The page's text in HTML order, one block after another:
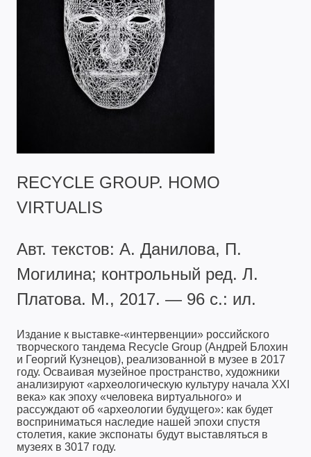
RECYCLE GROUP. HOMO
VIRTUALIS
Авт. текстов: А. Данилова, П.
Могилина; контрольный ред. Л.
Платова. М., 2017. — 96 с.: ил.
Издание к выставке-«интервенции» российского
творческого тандема Recycle Group (Андрей Блохин
и Георгий Кузнецов), реализованной в музее в 2017
году. Осваивая музейное пространство, художники
анализируют «археологическую культуру начала ХХI
века» как эпоху «человека виртуального» и
рассуждают об «археологии будущего»: как будет
восприниматься наследие нашей эпохи спустя
столетия, какие экспонаты будут выставляться в
музеях в 3017 году.